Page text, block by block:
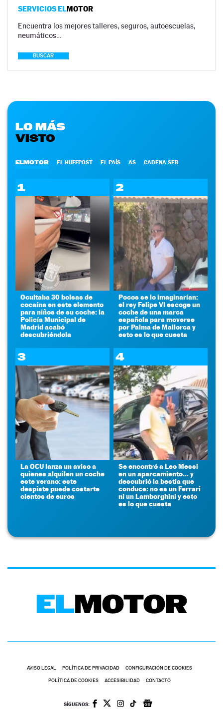
SERVICIOS ELMOTOR
Encuentra los mejores talleres, seguros, autoescuelas,
neumáticos…
BUSCAR
LO MÁS
VISTO
ELMOTOR EL HUFFPOST EL PAÍS AS CADENA SER
1
Ocultaba 30 bolsas de
cocaína en este elemento
para niños de su coche: la
Policía Municipal de
Madrid acabó
descubriéndola
2
Pocos se lo imaginarían:
el rey Felipe VI escoge un
coche de una marca
española para moverse
por Palma de Mallorca y
esto es lo que cuesta
3
La OCU lanza un aviso a
quienes alquilen un coche
este verano: este
despiste puede costarte
cientos de euros
4
Se encontró a Leo Messi
en un aparcamiento... y
descubrió la bestia que
conduce: no es un Ferrari
ni un Lamborghini y esto
es lo que cuesta
AVISO LEGAL POLÍTICA DE PRIVACIDAD CONFIGURACIÓN DE COOKIES
POLÍTICA DE COOKIES ACCESIBILIDAD CONTACTO
SÍGUENOS: